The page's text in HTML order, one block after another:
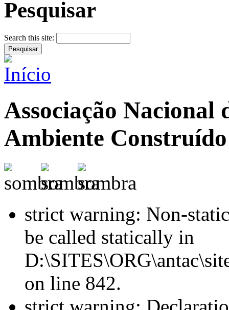
Pesquisar
Search this site:
Associação Nacional
Ambiente Construído
strict warning: Non-
be called statically in
on line 842.